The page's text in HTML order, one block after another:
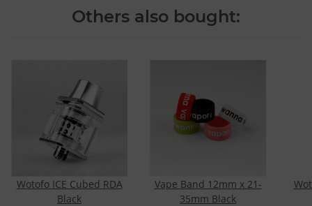
Others also bought:
Wotofo ICE Cubed RDA
Black
Vape Band 12mm x 21-
35mm Black